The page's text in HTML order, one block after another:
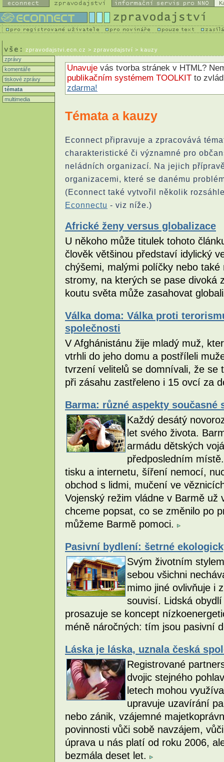
zpravodajstvi.ecn.cz > zpravodajství > kauzy
zprávy
komentáře
tiskové zprávy
témata
multimedia
Unavuje vás tvorba stránek v HTML?
publikačním systémem TOOLKIT to
zdarma!
Témata a kauzy
Econnect připravuje a zpracovává
charakteristické či významné pro
neládních organizací. Na jejich
organizacemi, které se danému
(Econnect také vytvořil několik
Econnectu - viz níže.)
Africké ženy versus globalizace
U někoho může titulek tohoto
člověk většinou představí idylický
chýšemi, malými políčky nebo
stromy, na kterých se pase divoká
koutu světa může zasahovat
Válka doma: Válka proti
společnosti
V Afghánistánu žije mladý muž,
vtrhli do jeho domu a postříleli
tvrzení velitelů se domnívali, že se
při zásahu zastřeleno i 15 ovcí za
Barma: různé aspekty současné
Každý desátý
let svého života.
armádu dětských
předposledním
tisku a internetu, šíření nemocí,
obchod s lidmi, mučení ve
Vojenský režim vládne v Barmě
chceme popsat, co se změnilo po
můžeme Barmě pomoci.
Pasivní bydlení: šetrné
Svým životním
sebou všichni
mimo jiné ovlivňuje i
souvisí. Lidská
prosazuje se koncept
méně náročných: tím jsou pasivní
Láska je láska, uznala česká
Registrované
dvojic stejného
letech mohou
upravuje uzavírání
nebo zánik, vzájemné
povinnosti vůči sobě navzájem,
úprava u nás platí od roku 2006,
bezmála deset let.